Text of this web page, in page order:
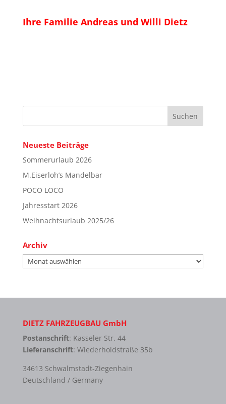
Ihre Familie Andreas und Willi Dietz
Neueste Beiträge
Sommerurlaub 2026
M.Eiserloh’s Mandelbar
POCO LOCO
Jahresstart 2026
Weihnachtsurlaub 2025/26
Archiv
Archiv
DIETZ FAHRZEUGBAU GmbH
Postanschrift: Kasseler Str. 44
Lieferanschrift: Wiederholdstraße 35b
34613 Schwalmstadt-Ziegenhain
Deutschland / Germany